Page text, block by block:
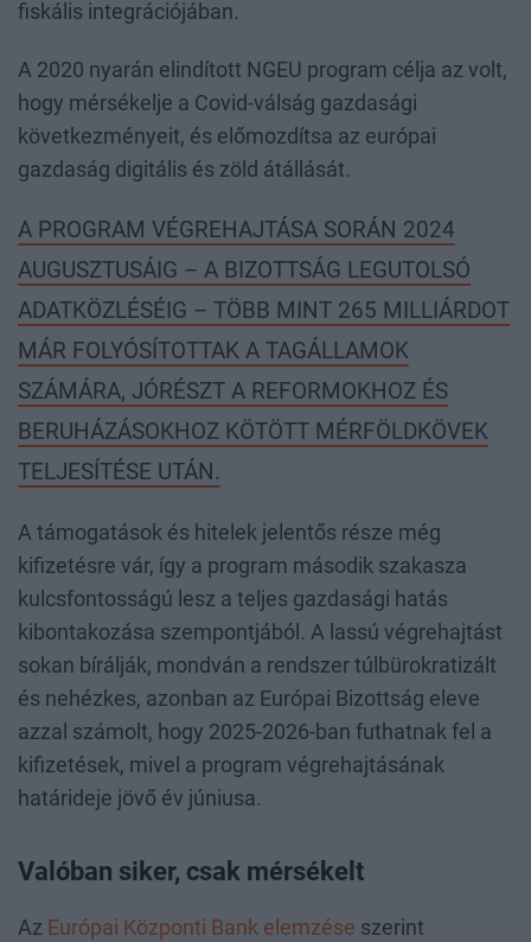
fiskális integrációjában.
A 2020 nyarán elindított NGEU program célja az volt,
hogy mérsékelje a Covid-válság gazdasági
következményeit, és előmozdítsa az európai
gazdaság digitális és zöld átállását.
A PROGRAM VÉGREHAJTÁSA SORÁN 2024
AUGUSZTUSÁIG – A BIZOTTSÁG LEGUTOLSÓ
ADATKÖZLÉSÉIG – TÖBB MINT 265 MILLIÁRDOT
MÁR FOLYÓSÍTOTTAK A TAGÁLLAMOK
SZÁMÁRA, JÓRÉSZT A REFORMOKHOZ ÉS
BERUHÁZÁSOKHOZ KÖTÖTT MÉRFÖLDKÖVEK
TELJESÍTÉSE UTÁN.
A támogatások és hitelek jelentős része még
kifizetésre vár, így a program második szakasza
kulcsfontosságú lesz a teljes gazdasági hatás
kibontakozása szempontjából. A lassú végrehajtást
sokan bírálják, mondván a rendszer túlbürokratizált
és nehézkes, azonban az Európai Bizottság eleve
azzal számolt, hogy 2025-2026-ban futhatnak fel a
kifizetések, mivel a program végrehajtásának
határideje jövő év júniusa.
Valóban siker, csak mérsékelt
Az Európai Központi Bank elemzése szerint